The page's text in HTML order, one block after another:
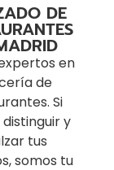
DE
en
de
Si
y
tus
somos tu